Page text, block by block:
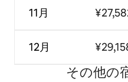
11月
12月
その他の